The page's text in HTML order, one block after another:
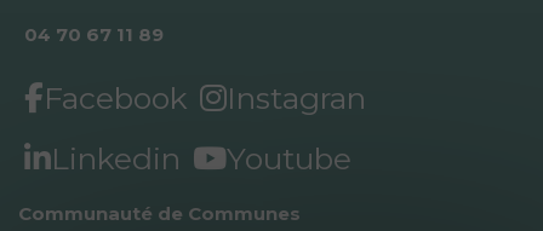
04 70 67 11 89
Facebook
Instagran
Linkedin
Youtube
Communauté de Communes